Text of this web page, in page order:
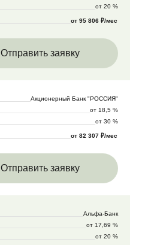
от 20 %
от 95 806 ₽/мес
Отправить заявку
Акционерный Банк "РОССИЯ"
от 18,5 %
от 30 %
от 82 307 ₽/мес
Отправить заявку
Альфа-Банк
от 17,69 %
от 20 %